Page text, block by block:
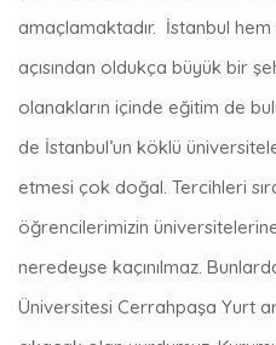
amaçlamaktadır. İstanbul
açısından oldukça büyük bir
olanakların içinde eğitim de
de İstanbul’un köklü
etmesi çok doğal. Tercihleri
öğrencilerimizin
neredeyse kaçınılmaz.
Üniversitesi Cerrahpaşa Yurt